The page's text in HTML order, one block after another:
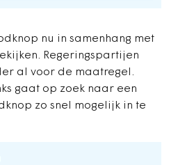
nu in samenhang met
Regeringspartijen
al voor de maatregel.
gaat op zoek naar een
zo snel mogelijk in te